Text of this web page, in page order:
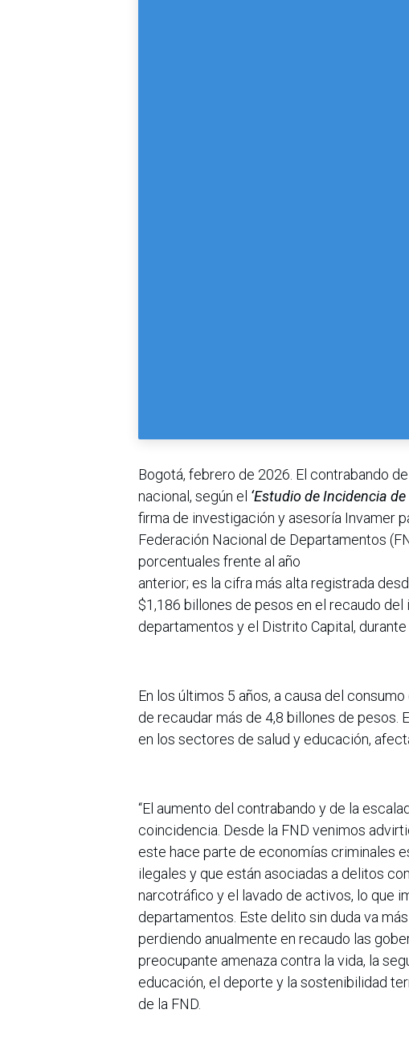
Bogotá, febrero de 2026. El contrabando
nacional, según el ‘Estudio de Incidencia
firma de investigación y asesoría Invamer
Federación Nacional de Departamentos
porcentuales frente al año
anterior; es la cifra más alta registrada
$1,186 billones de pesos en el recaudo
departamentos y el Distrito Capital, durante
En los últimos 5 años, a causa del
de recaudar más de 4,8 billones de
en los sectores de salud y educación,
“El aumento del contrabando y de la
coincidencia. Desde la FND venimos
este hace parte de economías criminales
ilegales y que están asociadas a delitos
narcotráfico y el lavado de activos, lo que
departamentos. Este delito sin duda va
perdiendo anualmente en recaudo las
preocupante amenaza contra la vida, la
educación, el deporte y la sostenibilidad
de la FND.